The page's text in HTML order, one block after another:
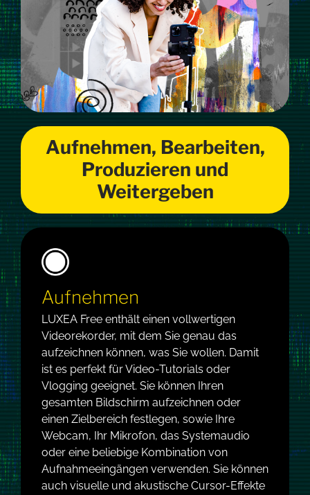
Aufnehmen, Bearbeiten,
Produzieren und
Weitergeben
Aufnehmen
LUXEA Free enthält einen vollwertigen
Videorekorder, mit dem Sie genau das
aufzeichnen können, was Sie wollen. Damit
ist es perfekt für Video-Tutorials oder
Vlogging geeignet. Sie können Ihren
gesamten Bildschirm aufzeichnen oder
einen Zielbereich festlegen, sowie Ihre
Webcam, Ihr Mikrofon, das Systemaudio
oder eine beliebige Kombination von
Aufnahmeeingängen verwenden. Sie können
auch visuelle und akustische Cursor-Effekte